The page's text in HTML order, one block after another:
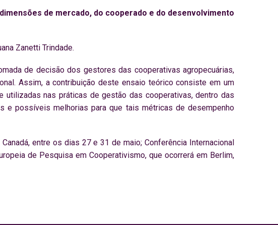
de mercado, do cooperado e do desenvolvimento
Zanetti Trindade.
de decisão dos gestores das cooperativas agropecuárias,
Assim, a contribuição deste ensaio teórico consiste em um
utilizadas nas práticas de gestão das cooperativas, dentro das
e possíveis melhorias para que tais métricas de desempenho
entre os dias 27 e 31 de maio; Conferência Internacional
de Pesquisa em Cooperativismo, que ocorrerá em Berlim,